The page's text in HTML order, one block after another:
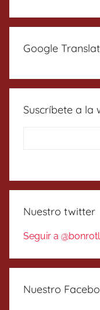
Google
Suscríbete a la
Nuestro twitter
Seguir a
Nuestro